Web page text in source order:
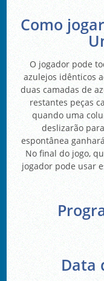
Como
O jogador pode
azulejos idênticos
duas camadas de
restantes peças
quando uma
deslizarão
espontânea
No final do jogo,
jogador pode usar
Data